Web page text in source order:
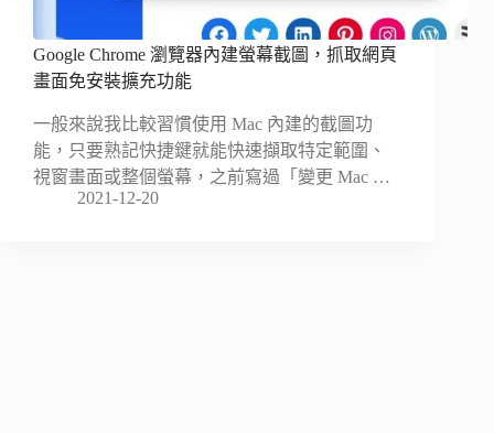
Google Chrome 瀏覽器內建螢幕截圖，抓取網頁
畫面免安裝擴充功能
一般來說我比較習慣使用 Mac 內建的截圖功
能，只要熟記快捷鍵就能快速擷取特定範圍、
視窗畫面或整個螢幕，之前寫過「變更 Mac …
2021-12-20